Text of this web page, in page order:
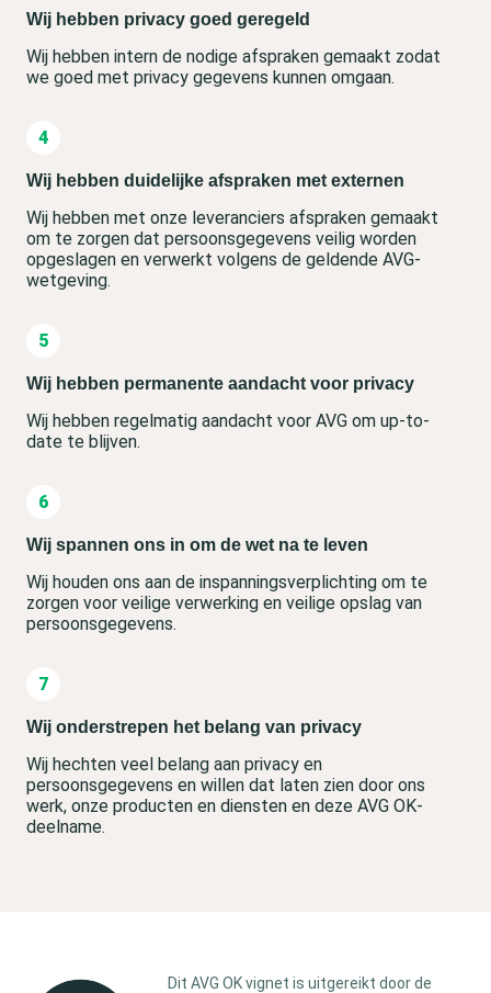
Wij hebben privacy goed geregeld
Wij hebben intern de nodige afspraken gemaakt zodat
we goed met privacy gegevens kunnen omgaan.
Wij hebben duidelijke afspraken met externen
Wij hebben met onze leveranciers afspraken gemaakt
om te zorgen dat persoonsgegevens veilig worden
opgeslagen en verwerkt volgens de geldende AVG-
wetgeving.
Wij hebben permanente aandacht voor privacy
Wij hebben regelmatig aandacht voor AVG om up-to-
date te blijven.
Wij spannen ons in om de wet na te leven
Wij houden ons aan de inspanningsverplichting om te
zorgen voor veilige verwerking en veilige opslag van
persoonsgegevens.
Wij onderstrepen het belang van privacy
Wij hechten veel belang aan privacy en
persoonsgegevens en willen dat laten zien door ons
werk, onze producten en diensten en deze AVG OK-
deelname.
Dit AVG OK vignet is uitgereikt door de